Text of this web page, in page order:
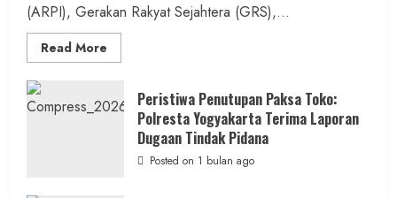
(ARPI), Gerakan Rakyat Sejahtera (GRS),...
Read More
more
Pelecehan
Anak
Bantul:
Aliansi
Peristiwa Penutupan Paksa Toko:
Polresta Yogyakarta Terima Laporan
Dugaan Tindak Pidana
Posted on 1 bulan ago